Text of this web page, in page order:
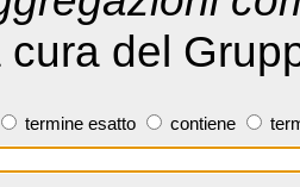
cura del
termine esatto contiene